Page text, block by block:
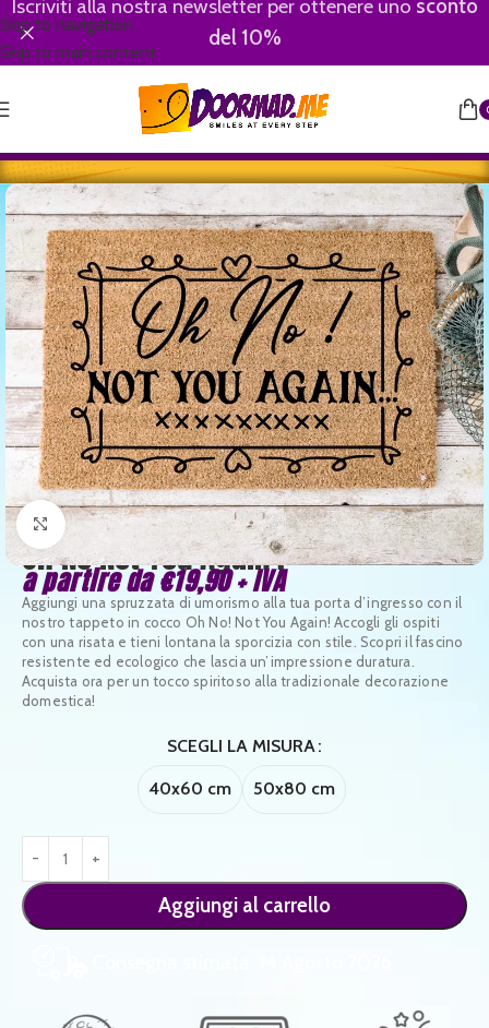
Skip to navigation
Skip to main content
Iscriviti alla nostra newsletter per ottenere uno sconto
del 10%
Clicca per ingrandire
Oh No Not You Again !
a partire da€19,90+ IVA
Aggiungi una spruzzata di umorismo alla tua porta d’ingresso con il
nostro tappeto in cocco Oh No! Not You Again! Accogli gli ospiti
con una risata e tieni lontana la sporcizia con stile. Scopri il fascino
resistente ed ecologico che lascia un’impressione duratura.
Acquista ora per un tocco spiritoso alla tradizionale decorazione
domestica!
SCEGLI LA MISURA
40x60 cm 50x80 cm
Aggiungi al carrello